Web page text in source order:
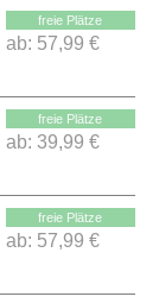
freie Plätze
ab: 57,99 €
freie Plätze
ab: 39,99 €
freie Plätze
ab: 57,99 €